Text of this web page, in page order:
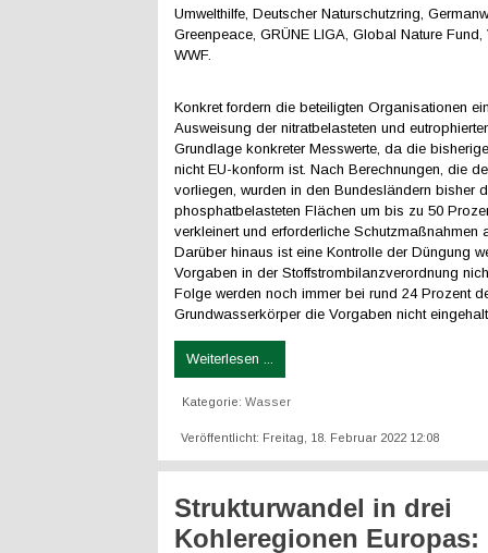
Umwelthilfe, Deutscher Naturschutzring,
Greenpeace, GRÜNE LIGA, Global Nature
WWF.
Konkret fordern die beteiligten Organisationen
Ausweisung der nitratbelasteten und
Grundlage konkreter Messwerte, da die
nicht EU-konform ist. Nach Berechnungen, die
vorliegen, wurden in den Bundesländern bisher
phosphatbelasteten Flächen um bis zu 50
verkleinert und erforderliche Schutzmaßnahmen
Darüber hinaus ist eine Kontrolle der Düngung
Vorgaben in der Stoffstrombilanzverordnung
Folge werden noch immer bei rund 24 Prozent
Grundwasserkörper die Vorgaben nicht
Weiterlesen ...
Kategorie: Wasser
Veröffentlicht: Freitag, 18. Februar 2022 12:08
Strukturwandel in drei
Kohleregionen Europas: